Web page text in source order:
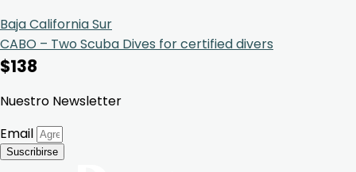
Baja California Sur
CABO – Two Scuba Dives for certified divers
$138
Nuestro Newsletter
Email
Suscribirse